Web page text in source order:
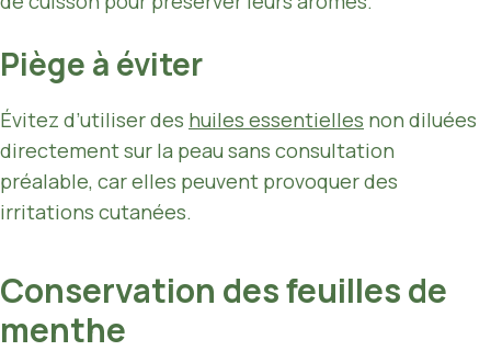
Piège à éviter
Évitez d’utiliser des huiles essentielles non diluées
directement sur la peau sans consultation
préalable, car elles peuvent provoquer des
irritations cutanées.
Conservation des feuilles de
menthe